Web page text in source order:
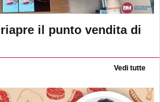
il punto vendita di
Vedi tutte